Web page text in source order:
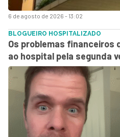
6 de agosto de 2026 - 13:02
BLOGUEIRO HOSPITALIZADO
Os problemas financeiros
ao hospital pela segunda